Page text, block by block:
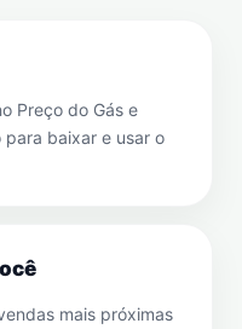
Preço do Gás e
baixar e usar o
mais próximas